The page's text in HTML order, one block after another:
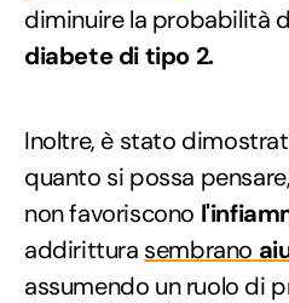
diminuire la probabilità
diabete di tipo 2.
Inoltre, è stato
quanto si possa
non favoriscono
addirittura sembrano
assumendo un ruolo di